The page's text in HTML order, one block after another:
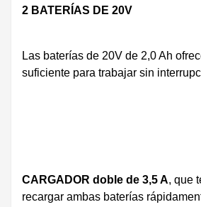
2 BATERÍAS DE 20V
Las baterías de 20V de 2,0 Ah
suficiente para trabajar sin
CARGADOR doble de 3,5 A, que
recargar ambas baterías